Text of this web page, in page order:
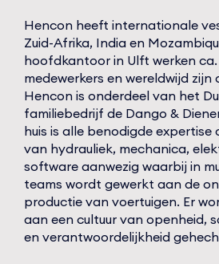
Hencon heeft internationale
Zuid-Afrika, India en
hoofdkantoor in Ulft werken ca.
medewerkers en wereldwijd zijn
Hencon is onderdeel van het
familiebedrijf de Dango &
huis is alle benodigde expertise
van hydrauliek, mechanica,
software aanwezig waarbij in
teams wordt gewerkt aan de
productie van voertuigen. Er
aan een cultuur van openheid,
en verantwoordelijkheid